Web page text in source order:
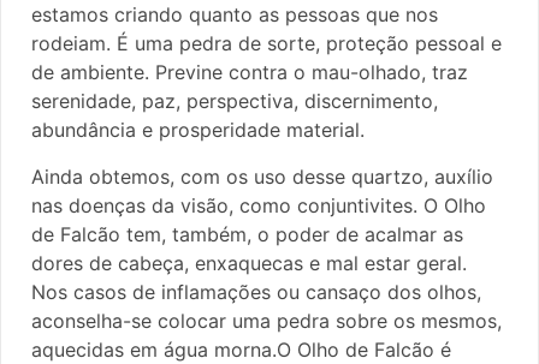
estamos criando quanto as pessoas que nos
rodeiam. É uma pedra de sorte, proteção pessoal e
de ambiente. Previne contra o mau-olhado, traz
serenidade, paz, perspectiva, discernimento,
abundância e prosperidade material.
Ainda obtemos, com os uso desse quartzo, auxílio
nas doenças da visão, como conjuntivites. O Olho
de Falcão tem, também, o poder de acalmar as
dores de cabeça, enxaquecas e mal estar geral.
Nos casos de inflamações ou cansaço dos olhos,
aconselha-se colocar uma pedra sobre os mesmos,
aquecidas em água morna.O Olho de Falcão é